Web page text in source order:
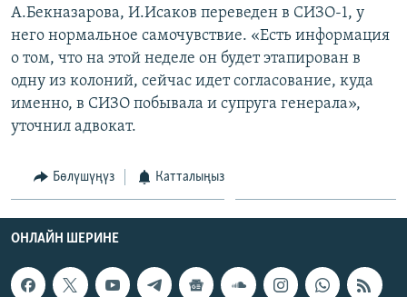
ЭЕ/АРнун бардык сайттары
А.Бекназарова, И.Исаков переведен в СИЗО-1, у
него нормальное самочувствие. «Есть информация
о том, что на этой неделе он будет этапирован в
одну из колоний, сейчас идет согласование, куда
именно, в СИЗО побывала и супруга генерала»,
уточнил адвокат.
Бөлүшүңүз Катталыңыз
ОНЛАЙН ШЕРИНЕ